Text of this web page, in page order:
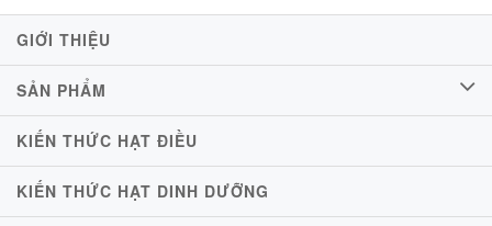
GIỚI THIỆU
SẢN PHẨM
KIẾN THỨC HẠT ĐIỀU
KIẾN THỨC HẠT DINH DƯỠNG